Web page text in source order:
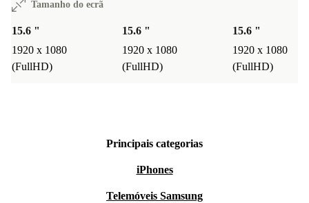
Tamanho do ecrã
15.6 "
1920 x 1080
(FullHD)
15.6 "
1920 x 1080
(FullHD)
15.6 "
1920 x 1080
(FullHD)
Principais categorias
iPhones
Telemóveis Samsung